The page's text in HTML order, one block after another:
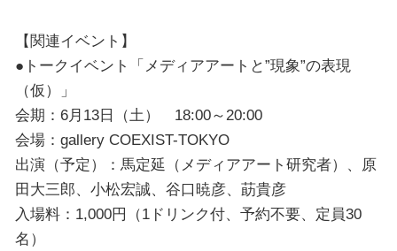
【関連イベント】
●トークイベント「メディアアートと”現象”の表現
（仮）」
会期：6月13日（土） 18:00～20:00
会場：gallery COEXIST-TOKYO
出演（予定）：馬定延（メディアアート研究者）、原
田大三郎、小松宏誠、谷口暁彦、莇貴彦
入場料：1,000円（1ドリンク付、予約不要、定員30
名）